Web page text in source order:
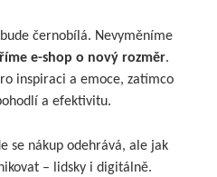
černobílá. Nevyměníme
e-shop o nový rozměr.
inspiraci a emoce, zatímco
a efektivitu.
se nákup odehrává, ale jak
– lidsky i digitálně.